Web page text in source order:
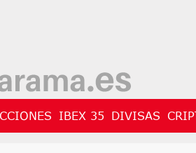
IBEX 35 DIVISAS